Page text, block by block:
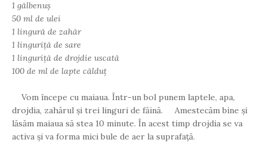
1 gălbenuș
50 ml de ulei
1 lingură de zahăr
1 linguriță de sare
1 linguriță de drojdie uscată
100 de ml de lapte călduț
Vom începe cu maiaua. Într-un bol punem laptele, apa,
drojdia, zahărul și trei linguri de făină. Amestecăm bine și
lăsăm maiaua să stea 10 minute. În acest timp drojdia se va
activa și va forma mici bule de aer la suprafață.